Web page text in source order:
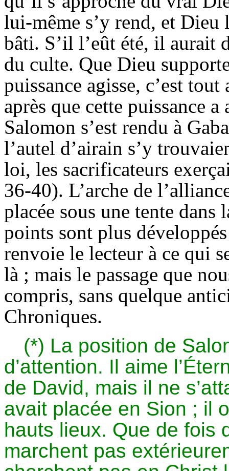
lui-même s’y rend, et Dieu
bâti. S’il l’eût été, il aurait
du culte. Que Dieu
puissance agisse, c’est
après que cette puissance
Salomon s’est rendu à
l’autel d’airain s’y
loi, les sacrificateurs
36-40). L’arche de
placée sous une tente
points sont plus
renvoie le lecteur à ce qui
là ; mais le passage que
compris, sans quelque
Chroniques.
(*) La position de
d’attention. Il aime
de David, mais il ne
avait placée en Sion ; il
hauts lieux. Que de fois
marchent pas